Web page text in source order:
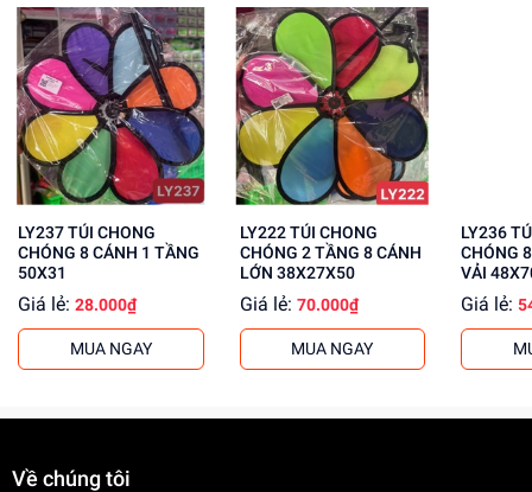
Giúp bé phát triển tư duy, sáng tạo
Rèn luyện kỹ năng giải quyết vấn đề
Tăng cường khả năng tập trung, kiên nhẫn
Mua ngay tạidochoitinphat.com, chúng tôi cung cấp giá sỉ
cho khách buôn. Liên hệ với chúng tôi để biết thêm thông
tin!
LY237 TÚI CHONG
CHÓNG 8 CÁNH 1 TẦNG
50X31
Giá lẻ: 28.000₫
MUA NGAY
LY222 TÚI CHONG
CHÓNG 2 TẦNG 8 CÁNH
LỚN 38X27X50
Giá lẻ: 70.000₫
MUA NGAY
LY236
CHÓNG
VẢI
Giá lẻ:
Về chúng tôi